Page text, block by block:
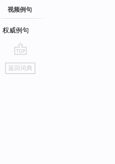
视频例句
权威例句
go
top
返回词典